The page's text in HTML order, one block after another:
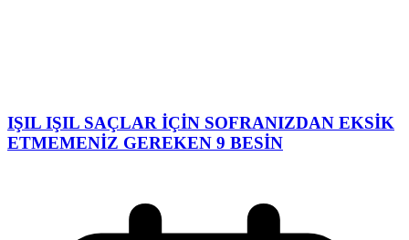
IŞIL IŞIL SAÇLAR İÇİN SOFRANIZDAN EKSİK
ETMEMENİZ GEREKEN 9 BESİN